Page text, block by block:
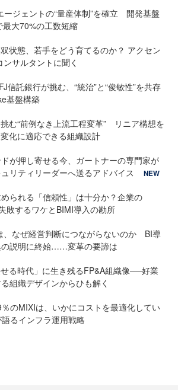
ージェントの“量産体制”を確立 開発基盤
最大70%の工数短縮
状態、若手をどう育てるのか？ アクセン
サルタントに聞く
信託銀行が挑む、“統治”と“俊敏性”を共存
基盤構築
む“前例なき上流工程変革” リニア構想を
化に適応できる組織設計
が押し寄せる今、ガートナーの専門家が
リティリーダーへ送るアドバイス
NEW
られる「信頼性」は十分か？企業の
敗するワケとBIMI導入の勘所
、なぜ経営判断につながらないのか BI導
の説明に終始……変革の要諦は
せる時代」に生き残るFP&A組織像──好業
組織デザインからひも解く
のMIXIは、いかにコストを最適化してい
るインフラ運用戦略